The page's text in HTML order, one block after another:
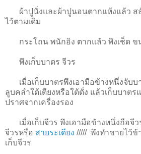
ผ้าปูนั่งและผ้าปูนอนตากแห้งแล้ว ส
ไว้ตามเดิม
กระโถน พนักอิง ตากแล้ว พึงเช็ด ข
พึงเก็บบาตร จีวร
เมื่อเก็บบาตรพึงเอามือข้างหนึ่งจับ
ลูบคลำใต้เตียงหรือใต้ตั่ง แล้วเก็บบาต
ปราศจากเครื่องรอง
เมื่อเก็บจีวร พึงเอามือข้างหนึ่งถือจี
จีวรหรือ สายระเดียง ///// พึงทำชายไว้ข้
เก็บจีวร